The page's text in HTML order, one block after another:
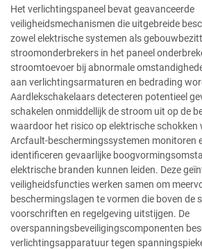
Het verlichtingspaneel bevat geavanceerde
veiligheidsmechanismen die uitgebreide
zowel elektrische systemen als
stroomonderbrekers in het paneel
stroomtoevoer bij abnormale
aan verlichtingsarmaturen en bedrading
Aardlekschakelaars detecteren potentieel
schakelen onmiddellijk de stroom uit op de
waardoor het risico op elektrische schokken
Arcfault-beschermingssystemen monitoren
identificeren gevaarlijke
elektrische branden kunnen leiden. Deze
veiligheidsfuncties werken samen om
beschermingslagen te vormen die boven de
voorschriften en regelgeving uitstijgen. De
overspanningsbeveiligingscomponenten
verlichtingsapparatuur tegen